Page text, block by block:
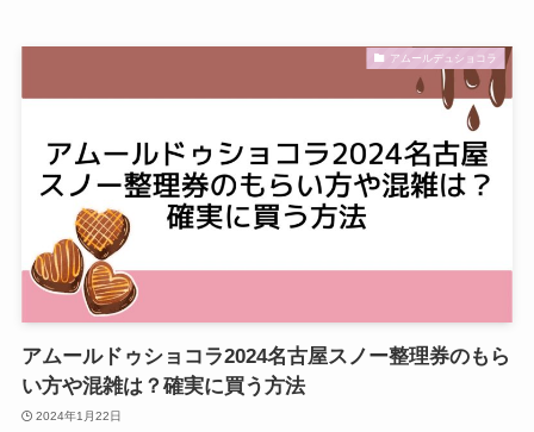
アムールデュショコラ
アムールドゥショコラ2024名古屋スノー整理券のもら
い方や混雑は？確実に買う方法
2024年1月22日